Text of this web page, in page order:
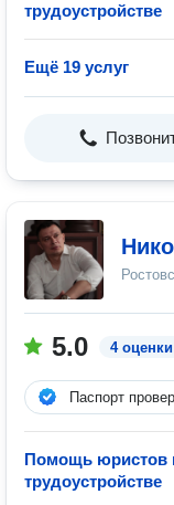
трудоустройстве
Ещё 19 услуг
5.0 4 оценки
Паспорт
Помощь юристов
трудоустройстве